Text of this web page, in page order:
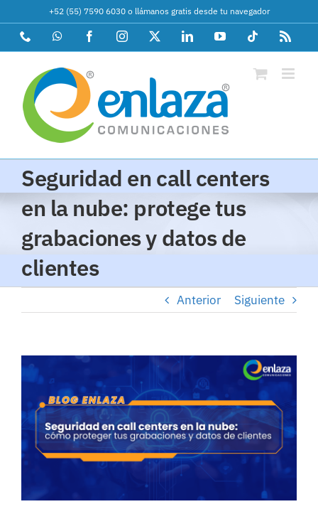
al
contenido
+52 (55) 7590 6030o llámanos gratis desde tu navegador
Phone WhatsAppFacebookInstagram LinkedInYouTube Tiktok Rss
Seguridad en call centers
en la nube: protege tus
grabaciones y datos de
clientes
Anterior Siguiente
Ver
imagen
más
grande